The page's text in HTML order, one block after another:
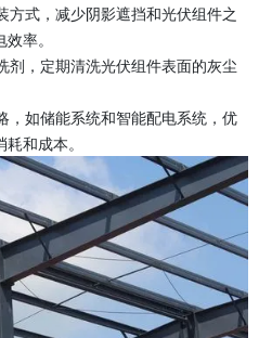
方式，减少阴影遮挡和光伏组件之
率。
剂，定期清洗光伏组件表面的灰尘
，如储能系统和智能配电系统，优
和成本。